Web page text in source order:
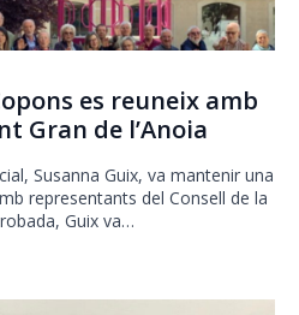
es reuneix amb
Gran de l’Anoia
Susanna Guix, va mantenir una
representants del Consell de la
Guix va…